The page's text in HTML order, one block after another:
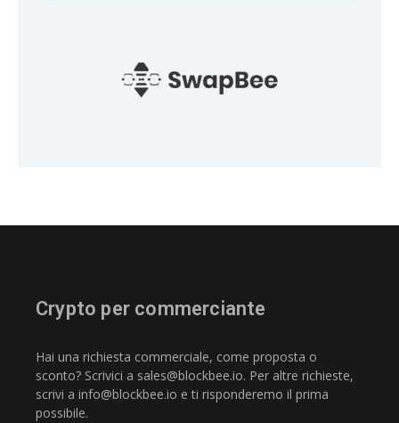
Crypto per commerciante
Hai una richiesta commerciale, come proposta o
sconto? Scrivici a sales@blockbee.io. Per altre richieste,
scrivi a info@blockbee.io e ti risponderemo il prima
possibile.